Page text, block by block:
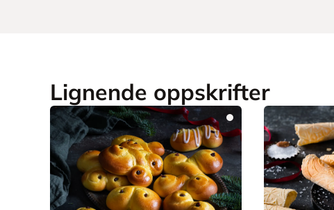
Lignende oppskrifter